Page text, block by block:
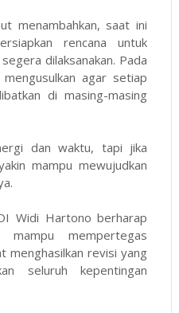
menambahkan, saat ini
rencana untuk
dilaksanakan. Pada
agar setiap
di masing-masing
dan waktu, tapi jika
mampu mewujudkan
Widi Hartono berharap
mempertegas
menghasilkan revisi yang
seluruh kepentingan